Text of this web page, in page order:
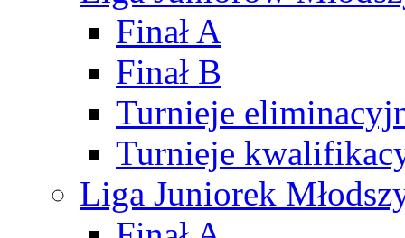
Finał A
Finał B
Turnieje
Turnieje
Liga Juniorek